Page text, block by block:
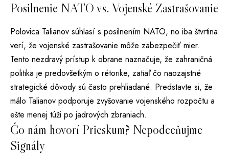
Posilnenie NATO vs. Vojenské Zastrašovanie
Polovica Talianov súhlasí s posilnením NATO, no iba štvrtina
verí, že vojenské zastrašovanie môže zabezpečiť mier.
Tento nezdravý prístup k obrane naznačuje, že zahraničná
politika je predovšetkým o rétorike, zatiaľ čo naozajstné
strategické dôvody sú často prehliadané. Predstavte si, že
málo Talianov podporuje zvyšovanie vojenského rozpočtu a
ešte menej túži po jadrových zbraniach.
Čo nám hovorí Prieskum? Nepodceňujme
Signály